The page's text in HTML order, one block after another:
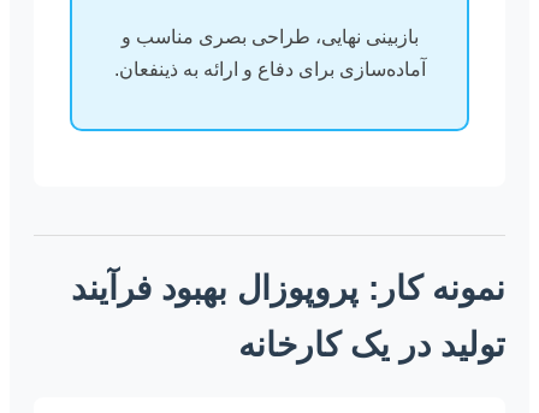
بازبینی نهایی، طراحی بصری مناسب و
آماده‌سازی برای دفاع و ارائه به ذینفعان.
نمونه کار: پروپوزال بهبود فرآیند
تولید در یک کارخانه